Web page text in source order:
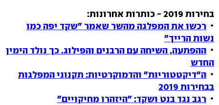
בחירות 2019 - כותרות אחרונות:
רכשו את המפלגה מהשר שאמר "שקד יפה כמו
נשות הרייך"
ההפתעה, השיחה עם הרבנים והפילוג. כך נולד הימין
החדש
ה"דיקטטוריות" והדמוקרטיות: תקנוני המפלגות
בבחירות 2019
רגב נגד בנט ושקד: "היזהרו מחיקויים"